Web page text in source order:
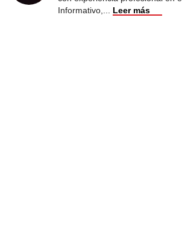
Informativo,
Leer más